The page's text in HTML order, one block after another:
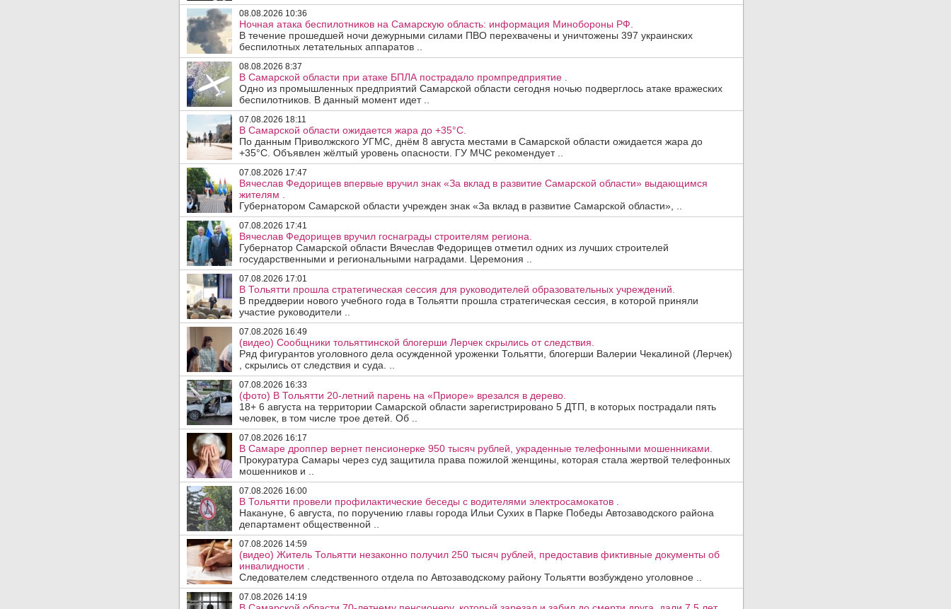
08.08.2026 10:36
Ночная атака беспилотников на Самарскую область: информация Минобороны РФ.
В течение прошедшей ночи дежурными силами ПВО перехвачены и уничтожены 397 украинских
беспилотных летательных аппаратов ..
08.08.2026 8:37
В Самарской области при атаке БПЛА пострадало промпредприятие .
Одно из промышленных предприятий Самарской области сегодня ночью подверглось атаке вражеских
беспилотников. В данный момент идет ..
07.08.2026 18:11
В Самарской области ожидается жара до +35°C.
По данным Приволжского УГМС, днём 8 августа местами в Самарской области ожидается жара до
+35°C. Объявлен жёлтый уровень опасности. ГУ МЧС рекомендует ..
07.08.2026 17:47
Вячеслав Федорищев впервые вручил знак «За вклад в развитие Самарской области» выдающимся
жителям .
Губернатором Самарской области учрежден знак «За вклад в развитие Самарской области», ..
07.08.2026 17:41
Вячеслав Федорищев вручил госнаграды строителям региона.
Губернатор Самарской области Вячеслав Федорищев отметил одних из лучших строителей
государственными и региональными наградами. Церемония ..
07.08.2026 17:01
В Тольятти прошла стратегическая сессия для руководителей образовательных учреждений.
В преддверии нового учебного года в Тольятти прошла стратегическая сессия, в которой приняли
участие руководители ..
07.08.2026 16:49
(видео) Сообщники тольяттинской блогерши Лерчек скрылись от следствия.
Ряд фигурантов уголовного дела осужденной уроженки Тольятти, блогерши Валерии Чекалиной (Лерчек)
, скрылись от следствия и суда. ..
07.08.2026 16:33
(фото) В Тольятти 20-летний парень на «Приоре» врезался в дерево.
18+ 6 августа на территории Самарской области зарегистрировано 5 ДТП, в которых пострадали пять
человек, в том числе трое детей. Об ..
07.08.2026 16:17
В Самаре дроппер вернет пенсионерке 950 тысяч рублей, украденные телефонными мошенниками.
Прокуратура Самары через суд защитила права пожилой женщины, которая стала жертвой телефонных
мошенников и ..
07.08.2026 16:00
В Тольятти провели профилактические беседы с водителями электросамокатов .
Накануне, 6 августа, по поручению главы города Ильи Сухих в Парке Победы Автозаводского района
департамент общественной ..
07.08.2026 14:59
(видео) Житель Тольятти незаконно получил 250 тысяч рублей, предоставив фиктивные документы об
инвалидности .
Следователем следственного отдела по Автозаводскому району Тольятти возбуждено уголовное ..
07.08.2026 14:19